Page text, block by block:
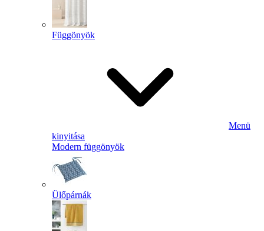
Függönyök
Menü
kinyitása
Modern függönyök
Ülőpárnák